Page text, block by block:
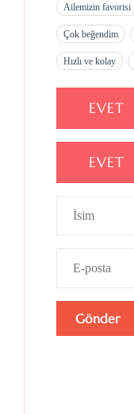
Ailemizin favorisi
Çok beğendim
Hızlı ve kolay
EVET
EVET